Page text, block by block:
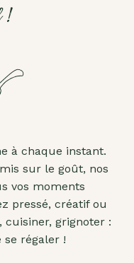
!
à chaque instant.
sur le goût, nos
vos moments
pressé, créatif ou
grignoter :
se régaler !